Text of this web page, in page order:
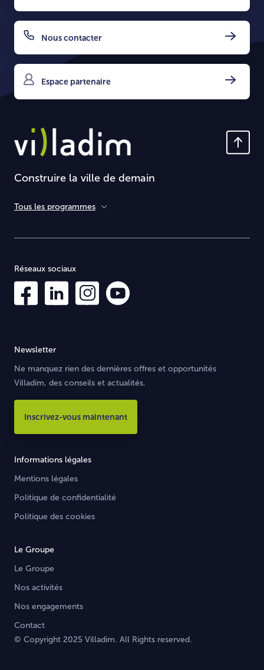
Nous contacter
Espace partenaire
Construire la ville de demain
Tous les programmes
Informations légales
Mentions légales
Politique de confidentialité
Politique des cookies
Le Groupe
Le Groupe
Nos activités
Nos engagements
Contact
Réseaux sociaux
Newsletter
Ne manquez rien des dernières offres et opportunités
Villadim, des conseils et actualités.
Inscrivez-vous maintenant
© Copyright 2025 Villadim. All Rights reserved.